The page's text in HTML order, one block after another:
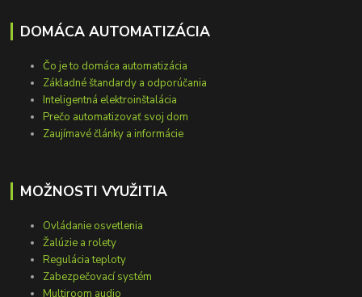
DOMÁCA AUTOMATIZÁCIA
Čo je to domáca automatizácia
Základné štandardy a odporúčania
Inteligentná elektroinštalácia
Prečo automatizovať svoj dom
Zaujímavé články a informácie
MOŽNOSTI VYUŽITIA
Ovládanie osvetlenia
Žalúzie a rolety
Regulácia teploty
Zabezpečovací systém
Multiroom audio